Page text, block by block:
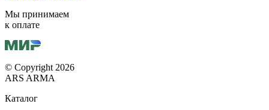
Мы принимаем
к оплате
© Copyright 2026
ARS ARMA
Каталог